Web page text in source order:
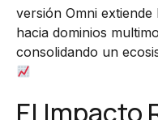
versión Omni extiende
hacia dominios
consolidando un
El Impacto